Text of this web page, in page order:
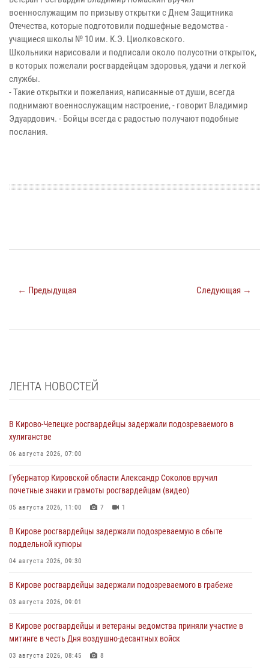
военнослужащим по призыву открытки с Днем Защитника
Отечества, которые подготовили подшефные ведомства -
учащиеся школы № 10 им. К.Э. Циолковского.
Школьники нарисовали и подписали около полусотни открыток,
в которых пожелали росгвардейцам здоровья, удачи и легкой
службы.
- Такие открытки и пожелания, написанные от души, всегда
поднимают военнослужащим настроение, - говорит Владимир
Эдуардович. - Бойцы всегда с радостью получают подобные
послания.
← Предыдущая Следующая →
ЛЕНТА НОВОСТЕЙ
В Кирово-Чепецке росгвардейцы задержали подозреваемого в
хулиганстве
06 августа 2026, 07:00
Губернатор Кировской области Александр Соколов вручил
почетные знаки и грамоты росгвардейцам (видео)
05 августа 2026, 11:00 7 1
В Кирове росгвардейцы задержали подозреваемую в сбыте
поддельной купюры
04 августа 2026, 09:30
В Кирове росгвардейцы задержали подозреваемого в грабеже
03 августа 2026, 09:01
В Кирове росгвардейцы и ветераны ведомства приняли участие в
митинге в честь Дня воздушно-десантных войск
03 августа 2026, 08:45 8